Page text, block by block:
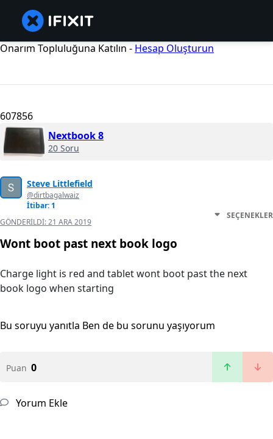
Onarım Topluluğuna Katılın - Hesap Oluşturun
607856
Nextbook 8
20 Soru
Steve Littlefield
@dirtbagalwaiz
İtibar: 1
GÖNDERILDI:21 ARA 2019
SEÇENEKLER
Wont boot past next book logo
Charge light is red and tablet wont boot past the next
book logo when starting
Bu soruyu yanıtla Ben de bu sorunu yaşıyorum
Puan 0
Yorum Ekle